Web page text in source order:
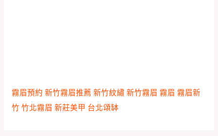
霧眉預約 新竹霧眉推薦 新竹紋繡 新竹霧眉 霧眉 霧眉新
竹 竹北霧眉 新莊美甲 台北頌缽